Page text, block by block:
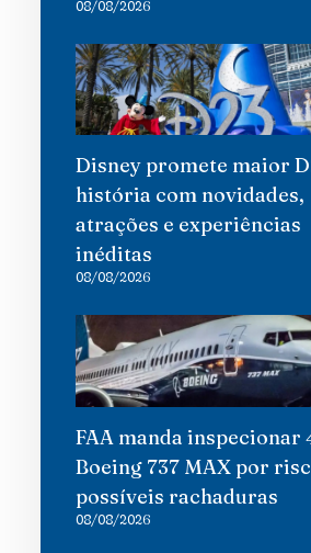
08/08/2026
Disney promete maior
história com novidades,
atrações e experiências
inéditas
08/08/2026
FAA manda inspecionar
Boeing 737 MAX por
possíveis rachaduras
08/08/2026